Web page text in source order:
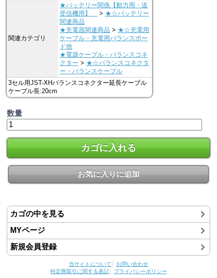
関連カテゴリ
★バッテリー関係【動力用・送
受信機用】
> ★☆バッテリー
関連商品
★充電器関連商品 > ★☆充電用
ケーブル・充電用バランスボー
ド他
★電源ケーブル・バランスコネ
クター > ★☆バランスコネクタ
ー・バランスケーブル
3セル用JST-XHバランスコネクター延長ケーブル
ケーブル長:20cm
数量
カゴに入れる
お気に入りに追加
カゴの中を見る
MYページ
新規会員登録
当サイトについて
お問い合わせ
特定商取引に関する表記│ プライバシーポリシー